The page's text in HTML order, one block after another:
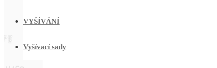
VYŠÍVÁNÍ
Vyšívací sady